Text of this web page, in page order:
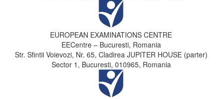
EUROPEAN EXAMINATIONS CENTRE
EECentre – Bucuresti, Romania
Str. Sfintii Voievozi, Nr. 65, Cladirea JUPITER HOUSE (parter)
Sector 1, Bucuresti, 010965, Romania